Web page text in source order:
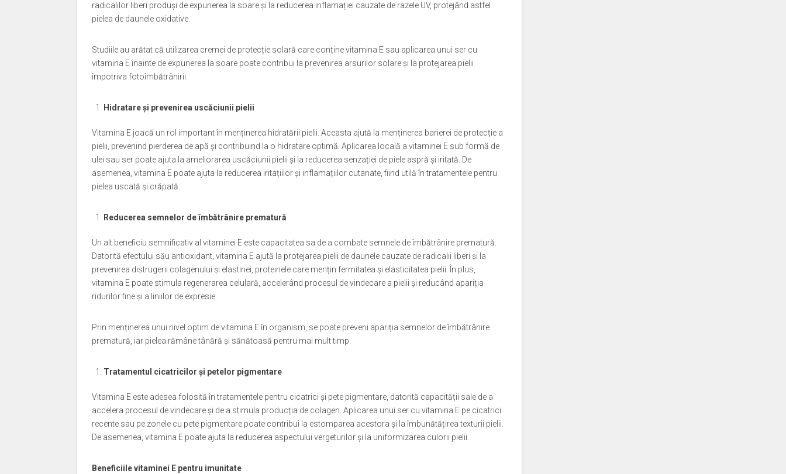
radicalilor liberi produși de expunerea la soare și la reducerea inflamației cauzate de razele UV, protejând astfel
pielea de daunele oxidative.
Studiile au arătat că utilizarea cremei de protecție solară care conține vitamina E sau aplicarea unui ser cu
vitamina E înainte de expunerea la soare poate contribui la prevenirea arsurilor solare și la protejarea pielii
împotriva fotoîmbătrânirii.
Hidratare și prevenirea uscăciunii pielii
Vitamina E joacă un rol important în menținerea hidratării pielii. Aceasta ajută la menținerea barierei de protecție a
pielii, prevenind pierderea de apă și contribuind la o hidratare optimă. Aplicarea locală a vitaminei E sub formă de
ulei sau ser poate ajuta la ameliorarea uscăciunii pielii și la reducerea senzației de piele aspră și iritată. De
asemenea, vitamina E poate ajuta la reducerea iritațiilor și inflamațiilor cutanate, fiind utilă în tratamentele pentru
pielea uscată și crăpată.
Reducerea semnelor de îmbătrânire prematură
Un alt beneficiu semnificativ al vitaminei E este capacitatea sa de a combate semnele de îmbătrânire prematură.
Datorită efectului său antioxidant, vitamina E ajută la protejarea pielii de daunele cauzate de radicalii liberi și la
prevenirea distrugerii colagenului și elastinei, proteinele care mențin fermitatea și elasticitatea pielii. În plus,
vitamina E poate stimula regenerarea celulară, accelerând procesul de vindecare a pielii și reducând apariția
ridurilor fine și a liniilor de expresie.
Prin menținerea unui nivel optim de vitamina E în organism, se poate preveni apariția semnelor de îmbătrânire
prematură, iar pielea rămâne tânără și sănătoasă pentru mai mult timp.
Tratamentul cicatricilor și petelor pigmentare
Vitamina E este adesea folosită în tratamentele pentru cicatrici și pete pigmentare, datorită capacității sale de a
accelera procesul de vindecare și de a stimula producția de colagen. Aplicarea unui ser cu vitamina E pe cicatrici
recente sau pe zonele cu pete pigmentare poate contribui la estomparea acestora și la îmbunătățirea texturii pielii.
De asemenea, vitamina E poate ajuta la reducerea aspectului vergeturilor și la uniformizarea culorii pielii.
Beneficiile vitaminei E pentru imunitate